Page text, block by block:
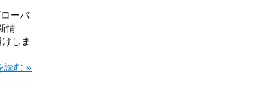
ーバ
情
しま
読む »